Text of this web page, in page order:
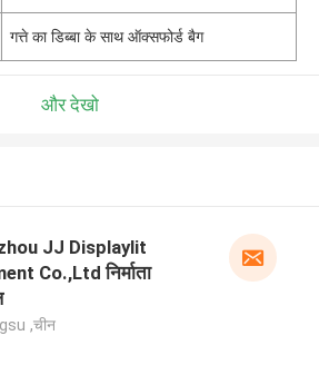
गत्ते का डिब्बा के साथ ऑक्सफोर्ड बैग
और देखो
JJ Displaylit
Co.,Ltd निर्माता
,चीन